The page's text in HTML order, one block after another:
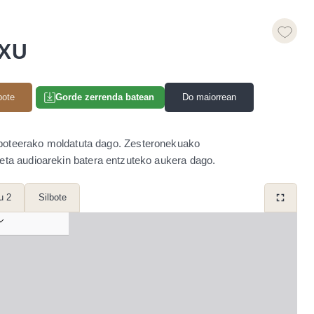
Gorde zerrenda batean Do maiorrean
moldatuta dago. Zesteronekuako
audioarekin batera entzuteko aukera dago.
2 Silbote